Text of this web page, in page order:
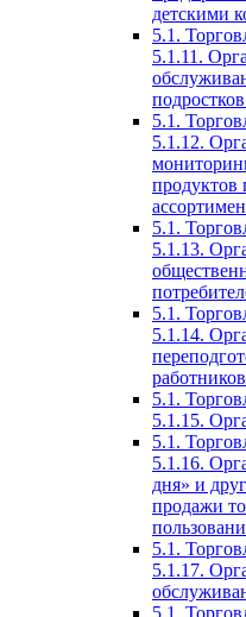
детскими
5.1.
5.1.11.
5.1.
5.1.12.
продуктов
5.1.
5.1.13.
5.1.
5.1.14.
5.1.
5.1.15.
5.1.
5.1.16.
дня» и
продажи
5.1.
5.1.17.
5.1.